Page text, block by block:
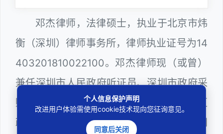
邓杰律师，法律硕士，执业于北京市炜
衡（深圳）律师事务所，律师执业证号为14
403201810022100。邓杰律师现（或曾）
兼任深圳市人民政府听证员、深圳市政府采
购评审专家（法律类），曾担任深圳市某区
政府公职律师、计算机信息网络安全员、网
个人信息保护声明
改进用户体验需使用cookie技术现向您征询意见。
同意后关闭